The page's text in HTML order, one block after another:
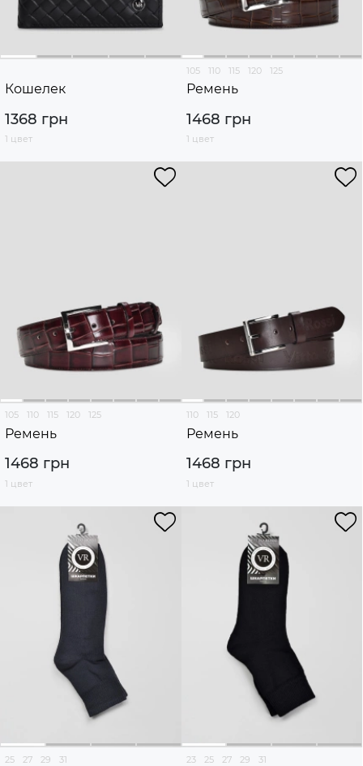
Кошелек
1368 грн
1 цвет
105 110 115 120 125
Ремень
1468 грн
1 цвет
105 110 115 120 125
Ремень
1468 грн
1 цвет
110 115 120
Ремень
1468 грн
1 цвет
25 27 29 31 23 25 27 29 31